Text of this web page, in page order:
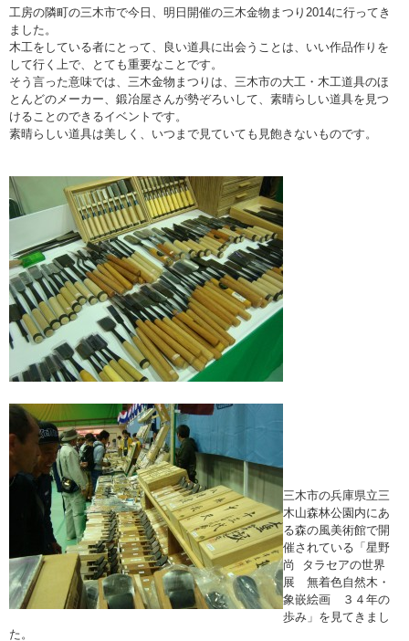
工房の隣町の三木市で今日、明日開催の三木金物まつり2014に行ってき
ました。
木工をしている者にとって、良い道具に出会うことは、いい作品作りを
して行く上で、とても重要なことです。
そう言った意味では、三木金物まつりは、三木市の大工・木工道具のほ
とんどのメーカー、鍛冶屋さんが勢ぞろいして、素晴らしい道具を見つ
けることのできるイベントです。
素晴らしい道具は美しく、いつまで見ていても見飽きないものです。
三木市の兵庫県立三
木山森林公園内にあ
る森の風美術館で開
催されている「星野
尚 タラセアの世界
展 無着色自然木・
象嵌絵画 ３４年の
歩み」を見てきまし
た。